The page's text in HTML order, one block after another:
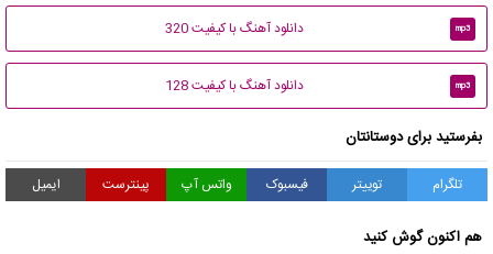
mp3 دانلود آهنگ با کیفیت 320
mp3 دانلود آهنگ با کیفیت 128
بفرستید برای دوستانتان
تلگرام توییتر فیسبوک واتس آپ پینترست ایمیل
هم اکنون گوش کنید